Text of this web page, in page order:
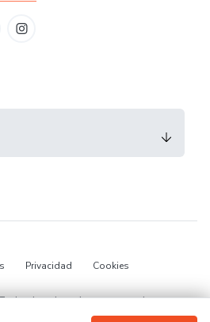
Privacidad Cookies
los derechos reservados.